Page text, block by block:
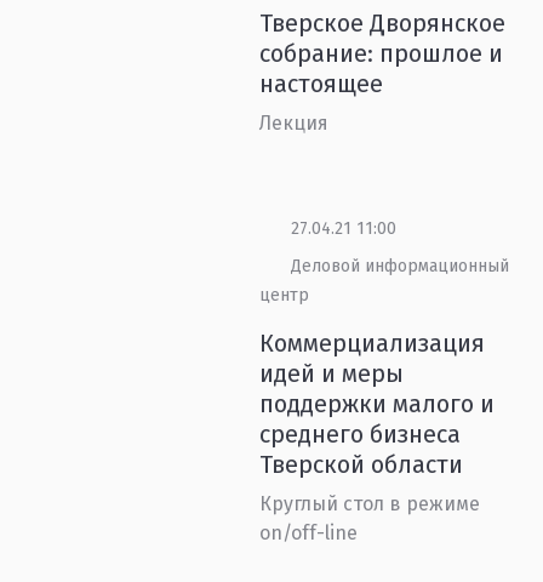
Тверское Дворянское
собрание: прошлое и
настоящее
Лекция
27.04.21 11:00
Деловой информационный
центр
Коммерциализация
идей и меры
поддержки малого и
среднего бизнеса
Тверской области
Круглый стол в режиме
on/off-line